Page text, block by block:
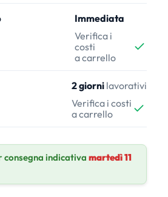
Immediata
Verifica i
costi
a carrello
2 giorni lavorativi
Verifica i costi
a carrello
consegna indicativa martedì 11